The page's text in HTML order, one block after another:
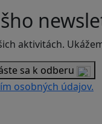
aktivitách.
sa k odberu
osobných údajov.